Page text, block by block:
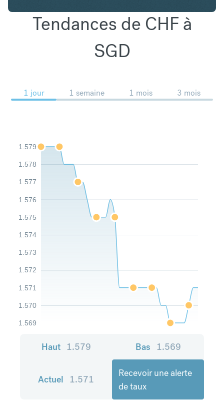
Tendances de CHF à
SGD
1 jour 1 semaine 1 mois 3 mois
1.569
1.570
1.571
1.572
1.573
1.574
1.575
1.576
1.577
1.578
1.579
Haut 1.579 Bas 1.569
Actuel 1.571
Recevoir une alerte
de taux